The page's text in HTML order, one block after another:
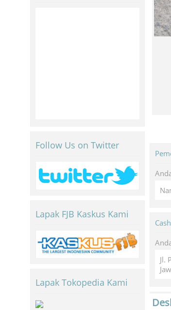
Jl.
Follow Us on Twitter
Lapak FJB Kaskus Kami
Lapak Tokopedia Kami